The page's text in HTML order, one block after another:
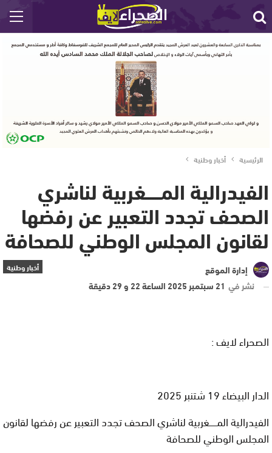
الرئيسية أخبار وطنية
الفيدرالية المــــــغربية لناشري
الصحف تجدد التعبير عن رفضها
لقانون المجلس الوطني للصحافة
أخبار وطنية
إدارة الموقع
نشر في 21 سبتمبر 2025 الساعة 22 و 29 دقيقة
الصحراء لايف :
الدار البيضاء 19 شتنبر 2025
الفيدرالية المــــــغربية لناشري الصحف تجدد التعبير عن رفضها لقانون
المجلس الوطني للصحافة